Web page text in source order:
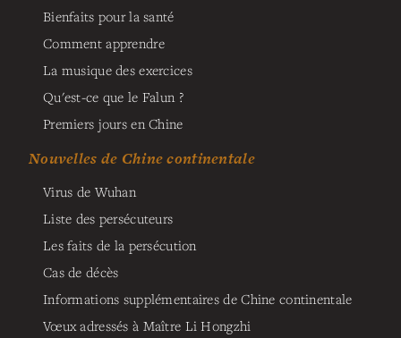
Bienfaits pour la santé
Comment apprendre
La musique des exercices
Qu'est-ce que le Falun ?
Premiers jours en Chine
Nouvelles de Chine continentale
Virus de Wuhan
Liste des persécuteurs
Les faits de la persécution
Cas de décès
Informations supplémentaires de Chine continentale
Vœux adressés à Maître Li Hongzhi